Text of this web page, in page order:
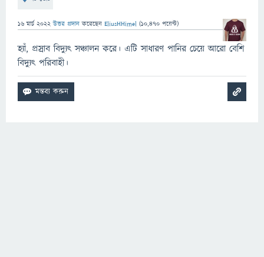
16 মার্চ 2022 উত্তর প্রদান করেছেন EliusHHimel (10,470 পয়েন্ট)
হ্যাঁ, প্রস্রাব বিদ্যুৎ সঞ্চালন করে। এটি সাধারণ পানির চেয়ে আরো বেশি
বিদ্যুৎ পরিবাহী।